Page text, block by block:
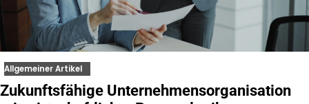
Allgemeiner Artikel
Zukunftsfähige Unternehmensorganisation